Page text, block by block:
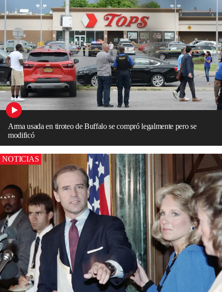
Arma usada en tiroteo de Buffalo se compró legalmente pero se
modificó
NOTICIAS